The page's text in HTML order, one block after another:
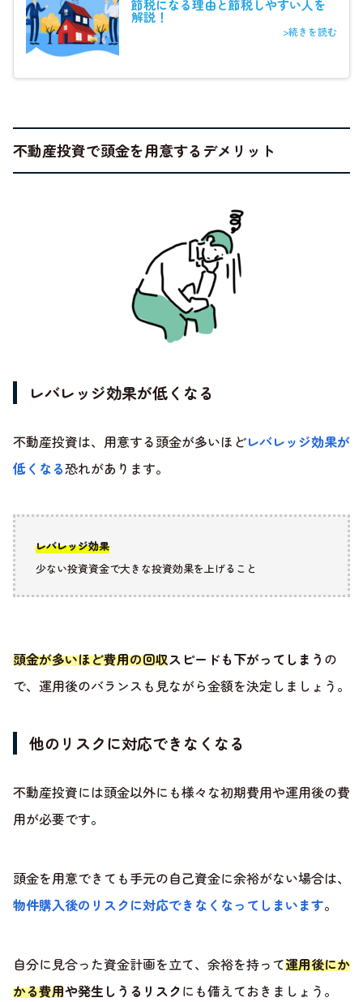
節税になる理由と節税しやすい人を
解説！
>続きを読む
不動産投資で頭金を用意するデメリット
レバレッジ効果が低くなる
不動産投資は、用意する頭金が多いほどレバレッジ効果が
低くなる恐れがあります。
レバレッジ効果
少ない投資資金で大きな投資効果を上げること
頭金が多いほど費用の回収スピードも下がってしまう の
で、運用後のバランスも見ながら金額を決定しましょう。
他のリスクに対応できなくなる
不動産投資には頭金以外にも様々な初期費用や運用後の費
用が必要です。
頭金を用意できても手元の自己資金に余裕がない場合は、
物件購入後のリスクに対応できなくなってしまいます。
自分に見合った資金計画を立て、余裕を持って運用後にか
かる費用や発生しうるリスクにも備えておきましょう。